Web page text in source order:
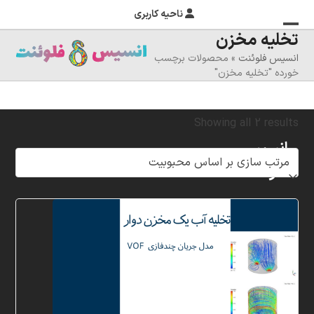
ناحیه کاربری
منوی
موبایل
را
تغییر
دهید
بستن
منوی
موبایل
تخلیه مخزن
انسیس فلوئنت » محصولات برچسب
خورده "تخلیه مخزن"
Showing all 2 results
by
popularity
انسیس
فلوئنت
پردازشگران
مهر،
متخصص
زمینه